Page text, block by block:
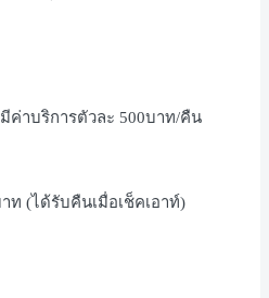
ค่าบริการตัวละ 500บาท/คืน
ท (ได้รับคืนเมื่อเช็คเอาท์)